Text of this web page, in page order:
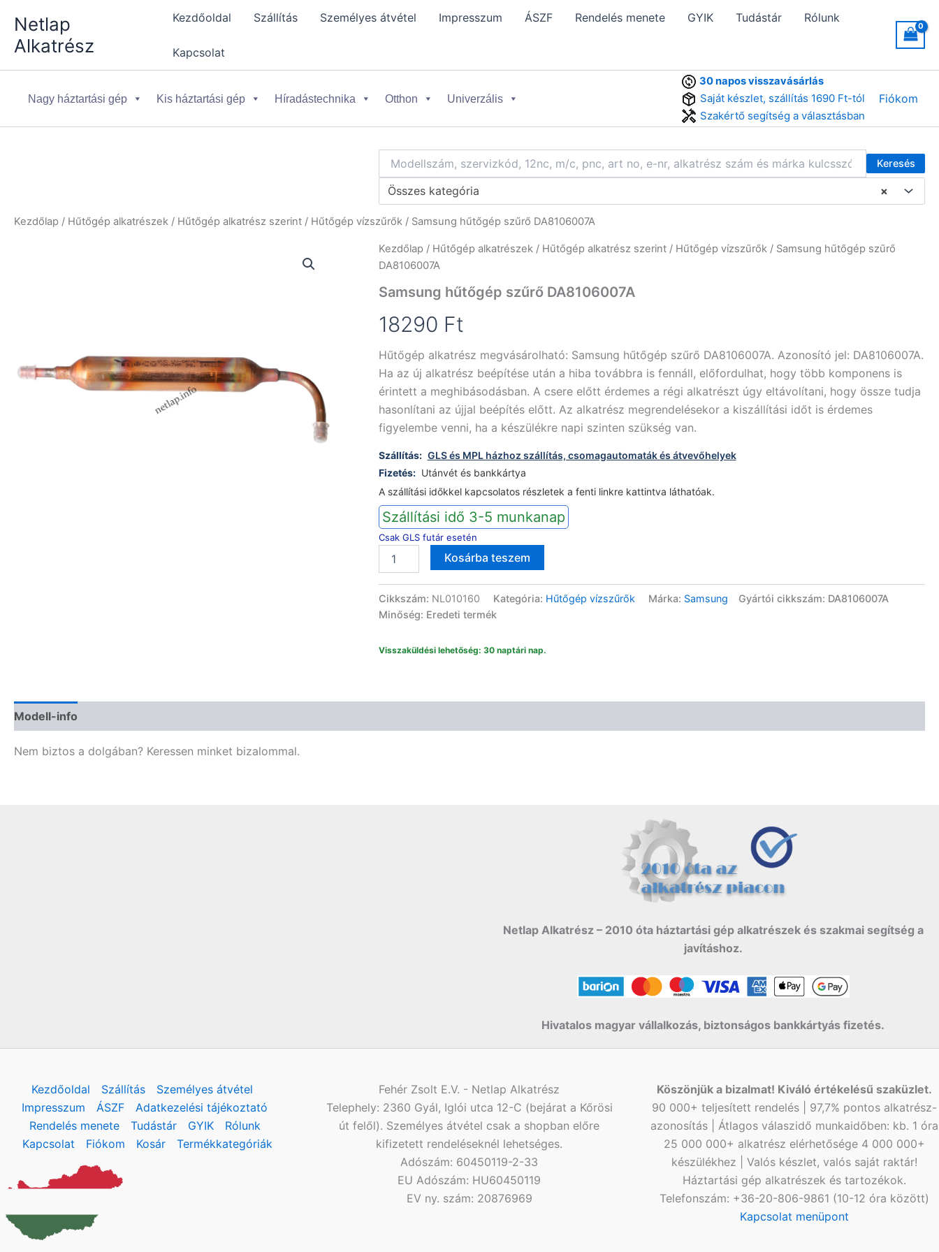
content
Netlap
Alkatrész
Kezdőoldal Szállítás Személyes átvétel Impresszum ÁSZF Rendelés menete GYIK Tudástár Rólunk
Kapcsolat
Nagy háztartási gép Kis háztartási gép Híradástechnika Otthon Univerzális
30 napos visszavásárlás
Saját készlet, szállítás 1690 Ft-tól
Szakértő segítség a választásban
Fiókom
Keresés
×
Összes kategória
Kezdőlap / Hűtőgép alkatrészek / Hűtőgép alkatrész szerint / Hűtőgép vízszűrők / Samsung hűtőgép szűrő DA8106007A
Kezdőlap / Hűtőgép alkatrészek/ Hűtőgép alkatrész szerint/ Hűtőgép vízszűrők/ Samsung hűtőgép szűrő
DA8106007A
Samsung hűtőgép szűrő DA8106007A
18290 Ft
Hűtőgép alkatrész megvásárolható: Samsung hűtőgép szűrő DA8106007A. Azonosító jel: DA8106007A.
Ha az új alkatrész beépítése után a hiba továbbra is fennáll, előfordulhat, hogy több komponens is
érintett a meghibásodásban. A csere előtt érdemes a régi alkatrészt úgy eltávolítani, hogy össze tudja
hasonlítani az újjal beépítés előtt. Az alkatrész megrendelésekor a kiszállítási időt is érdemes
figyelembe venni, ha a készülékre napi szinten szükség van.
Szállítás: GLS és MPL házhoz szállítás, csomagautomaták és átvevőhelyek
Fizetés: Utánvét és bankkártya
A szállítási időkkel kapcsolatos részletek a fenti linkre kattintva láthatóak.
Szállítási idő 3-5 munkanap
Csak GLS futár esetén
hűtőgép
DA8106007A
mennyiség
Kosárba teszem
Cikkszám: NL010160 Kategória: Hűtőgép vízszűrők Márka: Samsung
Gyártói cikkszám: DA8106007A
Minőség: Eredeti termék
Visszaküldési lehetőség: 30 naptári nap.
Modell-info
Nem biztos a dolgában? Keressen minket bizalommal.
Netlap Alkatrész – 2010 óta háztartási gép alkatrészek és szakmai segítség a
javításhoz.
Hivatalos magyar vállalkozás, biztonságos bankkártyás fizetés.
Kezdőoldal Szállítás
Személyes átvétel
Impresszum
ÁSZF
Adatkezelési tájékoztató
Rendelés menete
Tudástár GYIK
Rólunk
Kapcsolat
Fiókom Kosár Termékkategóriák
Fehér Zsolt E.V. - Netlap Alkatrész
Telephely: 2360 Gyál, Iglói utca 12-C (bejárat a Kőrösi
út felől). Személyes átvétel csak a shopban előre
kifizetett rendeléseknél lehetséges.
Adószám: 60450119-2-33
EU Adószám: HU60450119
EV ny. szám: 20876969
Köszönjük a bizalmat! Kiváló értékelésű szaküzlet.
90 000+ teljesített rendelés | 97,7% pontos alkatrész-
azonosítás | Átlagos válaszidő munkaidőben: kb. 1 óra
25 000 000+ alkatrész elérhetősége 4 000 000+
készülékhez | Valós készlet, valós saját raktár!
Háztartási gép alkatrészek és tartozékok.
Telefonszám: +36-20-806-9861 (10-12 óra között)
Kapcsolat menüpont